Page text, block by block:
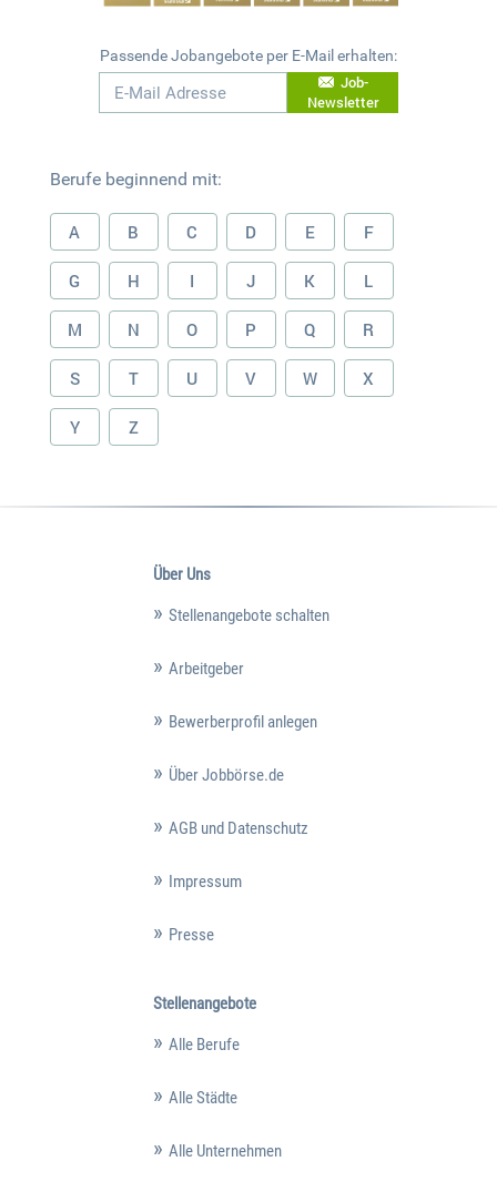
Passende Jobangebote per E-Mail erhalten:
Job-
Newsletter
Berufe beginnend mit:
A B C D E F
G H I J K L
M N O P Q R
S T U V W X
Y Z
Über Uns
Stellenangebote schalten
Arbeitgeber
Bewerberprofil anlegen
Über Jobbörse.de
AGB und Datenschutz
Impressum
Presse
Stellenangebote
Alle Berufe
Alle Städte
Alle Unternehmen